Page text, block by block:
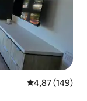
4,87 av 5 i
4,87 (149)